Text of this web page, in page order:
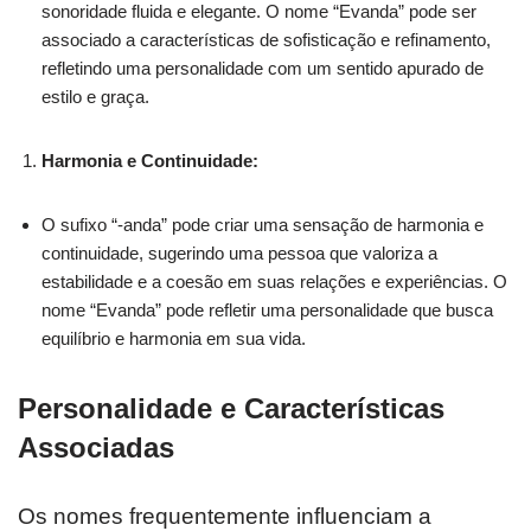
sonoridade fluida e elegante. O nome “Evanda” pode ser
associado a características de sofisticação e refinamento,
refletindo uma personalidade com um sentido apurado de
estilo e graça.
Harmonia e Continuidade:
O sufixo “-anda” pode criar uma sensação de harmonia e
continuidade, sugerindo uma pessoa que valoriza a
estabilidade e a coesão em suas relações e experiências. O
nome “Evanda” pode refletir uma personalidade que busca
equilíbrio e harmonia em sua vida.
Personalidade e Características
Associadas
Os nomes frequentemente influenciam a